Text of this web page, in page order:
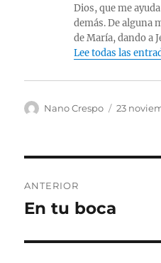
Dios, que me
demás. De alguna
de María, dando a
Lee todas las
Autor
Nano Crespo 23
de
ANTERIOR
Entrada
En tu boca